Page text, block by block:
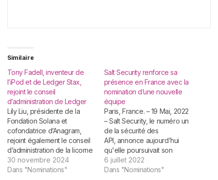
Similaire
Tony Fadell, inventeur de
l’iPod et de Ledger Stax,
rejoint le conseil
d’administration de Ledger
Lily Liu, présidente de la
Fondation Solana et
cofondatrice d’Anagram,
rejoint également le conseil
d’administration de la licorne
française. Paris, le 22
novembre 2024 – Ledger,
30 novembre 2024
Dans "Nominations"
Salt Security renforce sa
présence en France avec la
nomination d’une nouvelle
équipe
Paris, France. – 19 Mai, 2022
– Salt Security, le numéro un
de la sécurité des
API, annonce aujourd’hui
qu'elle poursuivait son
expansion mondiale, en
renforçant sa présence
6 juillet 2022
Dans "Nominations"